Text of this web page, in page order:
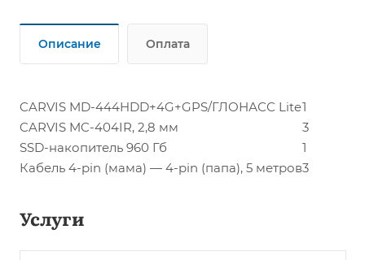
Описание Оплата
CARVIS MD-444HDD+4G+GPS/ГЛОНАСС Lite1
CARVIS MC-404IR, 2,8 мм
3
SSD-накопитель 960 Гб
1
Кабель 4-pin (мама) — 4-pin (папа), 5 метров3
Услуги